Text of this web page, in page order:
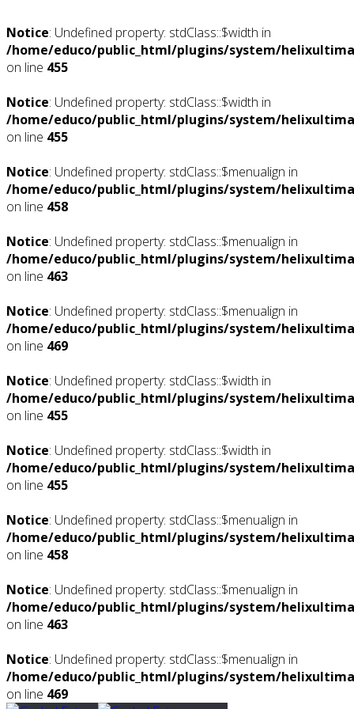
Notice: Undefined property: stdClass::$width in
/home/educo/public_html/plugins/system/
on line 455
Notice: Undefined property: stdClass::$width in
/home/educo/public_html/plugins/system/
on line 455
Notice: Undefined property: stdClass::$menualign in
/home/educo/public_html/plugins/system/
on line 458
Notice: Undefined property: stdClass::$menualign in
/home/educo/public_html/plugins/system/
on line 463
Notice: Undefined property: stdClass::$menualign in
/home/educo/public_html/plugins/system/
on line 469
Notice: Undefined property: stdClass::$width in
/home/educo/public_html/plugins/system/
on line 455
Notice: Undefined property: stdClass::$width in
/home/educo/public_html/plugins/system/
on line 455
Notice: Undefined property: stdClass::$menualign in
/home/educo/public_html/plugins/system/
on line 458
Notice: Undefined property: stdClass::$menualign in
/home/educo/public_html/plugins/system/
on line 463
Notice: Undefined property: stdClass::$menualign in
/home/educo/public_html/plugins/system/
on line 469